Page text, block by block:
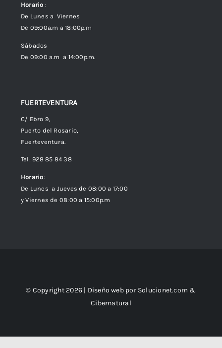
Horario :
De Lunes a Viernes
De 09:00a.m a 18:00p.m
Sábados
De 09:00 a.m a 14:00p.m.
FUERTEVENTURA
C/ Ebro 9,
Puerto del Rosario,
Fuerteventura.
Tel: 928 85 84 38
Horario:
De Lunes a Jueves de 08:00 a 17:00
y Viernes de 08:00 a 15:00p.m
Política de Privacidad
© Copyright 2026 | Diseño web por Solucionet.com &
Cibernatural